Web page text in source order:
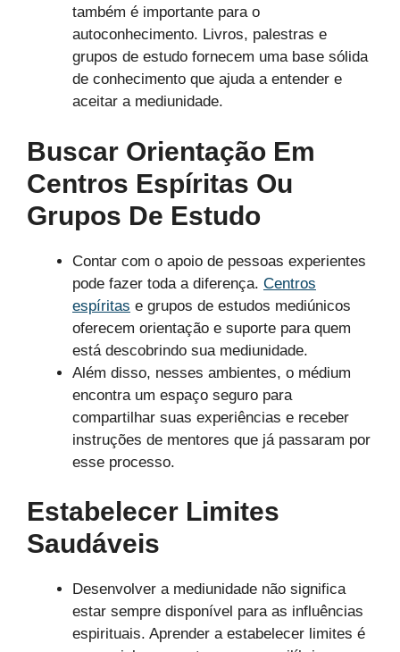
também é importante para o
autoconhecimento. Livros, palestras e
grupos de estudo fornecem uma base sólida
de conhecimento que ajuda a entender e
aceitar a mediunidade.
Buscar Orientação Em
Centros Espíritas Ou
Grupos De Estudo
Contar com o apoio de pessoas experientes
pode fazer toda a diferença. Centros
espíritas e grupos de estudos mediúnicos
oferecem orientação e suporte para quem
está descobrindo sua mediunidade.
Além disso, nesses ambientes, o médium
encontra um espaço seguro para
compartilhar suas experiências e receber
instruções de mentores que já passaram por
esse processo.
Estabelecer Limites
Saudáveis
Desenvolver a mediunidade não significa
estar sempre disponível para as influências
espirituais. Aprender a estabelecer limites é